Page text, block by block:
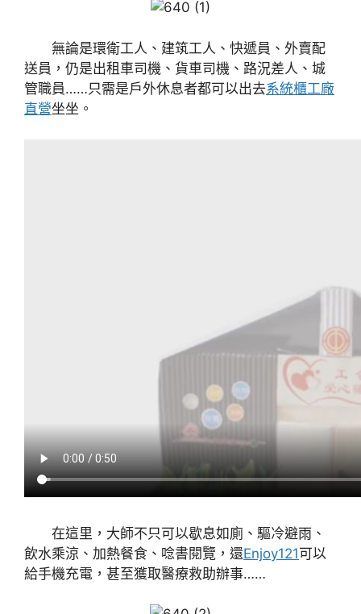
無論是環衛工人、建筑工人、快遞員、外賣配
送員，仍是出租車司機、貨車司機、路況差人、城
管職員……只需是戶外休息者都可以出去系統櫃工廠
直營坐坐。
在這里，大師不只可以歇息如廁、驅冷避雨、
飲水乘涼、加熱餐食、唸書閱覽，還Enjoy121可以
給手機充電，甚至獲取醫療救助辦事……